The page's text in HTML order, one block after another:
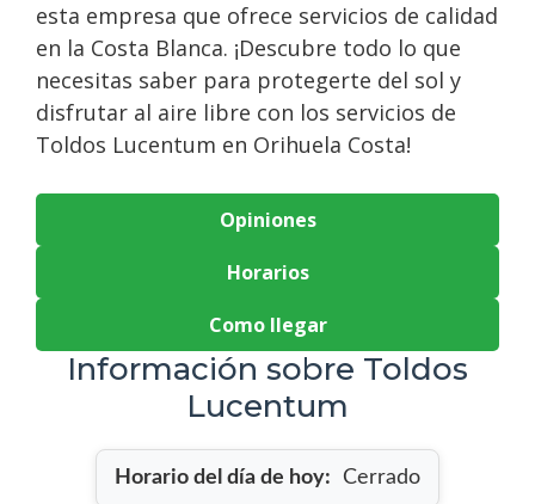
esta empresa que ofrece servicios de calidad
en la Costa Blanca. ¡Descubre todo lo que
necesitas saber para protegerte del sol y
disfrutar al aire libre con los servicios de
Toldos Lucentum en Orihuela Costa!
Opiniones
Horarios
Como llegar
Información sobre Toldos
Lucentum
Horario del día de hoy: Cerrado